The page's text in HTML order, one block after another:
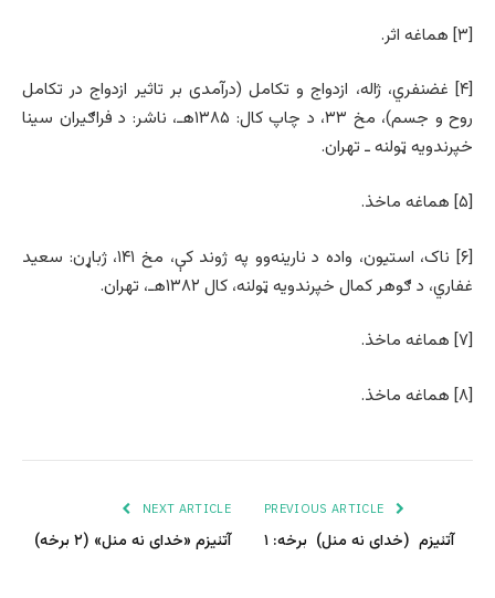
[۳] هماغه اثر.
[۴] غضنفري، ژاله، ازدواج و تکامل (درآمدی بر تاثیر ازدواج در تکامل
روح و جسم)، مخ ۳۳، د چاپ کال: ۱۳۸۵هـ، ناشر: د فراګیران سینا
خپرندویه ټولنه ـ تهران.
[۵] هماغه ماخذ.
[۶] ناک، استیون، واده د نارينه‌وو په ژوند کې، مخ ۱۴۱، ژباړن: سعيد
غفاري، د ګوهر کمال خپرندويه ټولنه، کال ۱۳۸۲هـ، تهران.
[۷] هماغه ماخذ.
[۸] هماغه ماخذ.
آتئیزم (خدای نه منل) برخه: ۱
NEXT ARTICLE
آتئیزم «خدای نه منل» (۲ برخه)